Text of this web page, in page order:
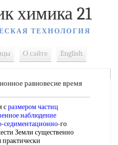
химика 21
ТЕХНОЛОГИЯ
О сайте English
равновесие время
сразмером частиц
наблюдение
-седиментационно-го
Земли существенно
практически